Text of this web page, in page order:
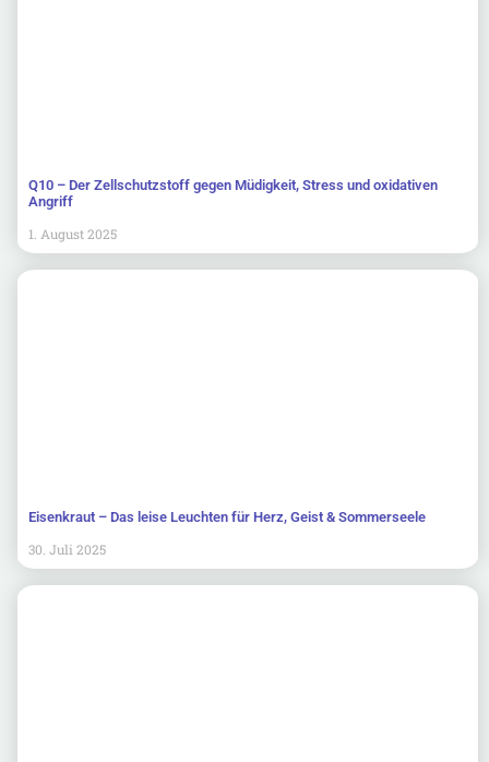
Q10 – Der Zellschutzstoff gegen Müdigkeit, Stress und oxidativen
Angriff
1. August 2025
Eisenkraut – Das leise Leuchten für Herz, Geist & Sommerseele
30. Juli 2025